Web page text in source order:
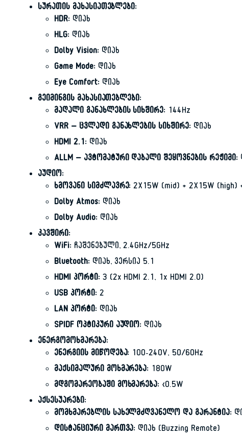
სურათის მახასიათებლები:
HDR:დიახ
HLG:დიახ
Dolby Vision:დიახ
Game Mode:დიახ
Eye Comfort:დიახ
გეიმინგის მახასიათებლები:
მაღალი განახლების სიხშირე: 144Hz
VRR – ცვლადი განახლების სიხშირე: დიახ
HDMI 2.1:დიახ
ALLM – ავტომატური დაბალი შეყოვნების რეჟიმი:
აუდიო:
ხმოვანი სიმძლავრე: 2X15W (mid) + 2X15W (high)
Dolby Atmos:დიახ
Dolby Audio:დიახ
კავშირი:
WiFi:ჩაშენებული, 2.4GHz/5GHz
Bluetooth:დიახ, ვერსია 5.1
HDMI პორტი:3 (2x HDMI 2.1, 1x HDMI 2.0)
USB პორტი:2
LAN პორტი:დიახ
SPIDF ოპტიკური აუდიო: დიახ
ენერგომოხმარება:
ენერგიის მიწოდება: 100-240V, 50/60Hz
მაქსიმალური მოხმარება: 180W
მდგომარეობაში მოხმარება: <0.5W
აქსესუარები:
მომხმარებლის სახელმძღვანელო და გარანტია:
დისტანციური მართვა: დიახ (Buzzing Remote)